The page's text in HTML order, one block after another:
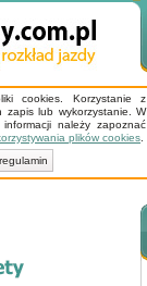
cookies. Korzystanie z
lub wykorzystanie. W
należy zapoznać
plików cookies